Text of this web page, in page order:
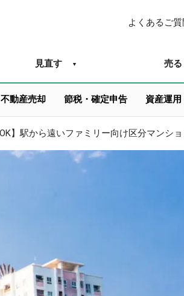
よくあるご質
見直す 売る
不動産売却 節税・確定申告 資産運用